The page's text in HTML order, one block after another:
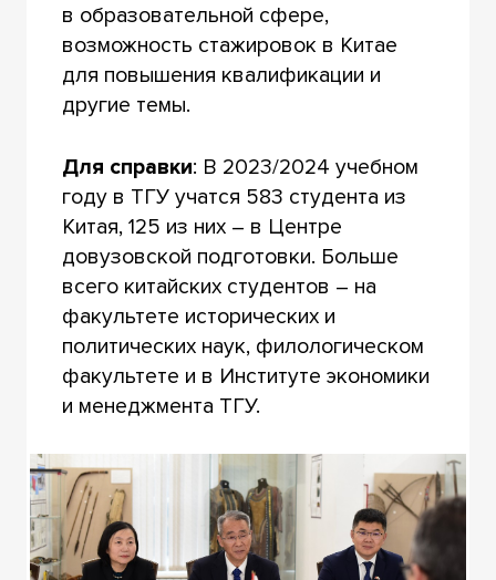
в образовательной сфере,
возможность стажировок в Китае
для повышения квалификации и
другие темы.
Для справки: В 2023/2024 учебном
году в ТГУ учатся 583 студента из
Китая, 125 из них – в Центре
довузовской подготовки. Больше
всего китайских студентов – на
факультете исторических и
политических наук, филологическом
факультете и в Институте экономики
и менеджмента ТГУ.